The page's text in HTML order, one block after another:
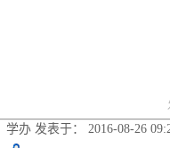
学办 发表于： 2016-08-26